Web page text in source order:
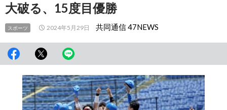
大破る、15度目優勝
スポーツ 2024年5月29日 共同通信 47NEWS